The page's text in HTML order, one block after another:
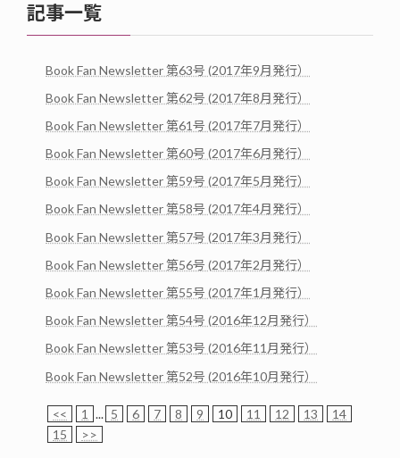
記事一覧
Book Fan Newsletter 第63号 (2017年9月発行）
Book Fan Newsletter 第62号 (2017年8月発行）
Book Fan Newsletter 第61号 (2017年7月発行）
Book Fan Newsletter 第60号 (2017年6月発行）
Book Fan Newsletter 第59号 (2017年5月発行）
Book Fan Newsletter 第58号 (2017年4月発行）
Book Fan Newsletter 第57号 (2017年3月発行）
Book Fan Newsletter 第56号 (2017年2月発行）
Book Fan Newsletter 第55号 (2017年1月発行）
Book Fan Newsletter 第54号 (2016年12月発行）
Book Fan Newsletter 第53号 (2016年11月発行）
Book Fan Newsletter 第52号 (2016年10月発行）
<< 1 ... 5 6 7 8 9 10 11 12 13
14
15
>>